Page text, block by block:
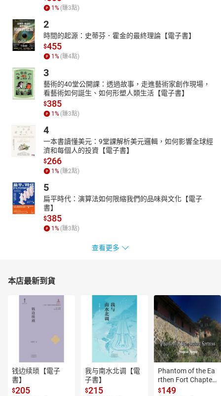
1% (賺3點)
2
時間的起源：史蒂芬．霍金的最終理論【電子書】
$455
1% (賺4點)
3
藝術的40堂公開課：透過故事，走進藝術家創作現場，
看藝術如何誕生、如何形塑人類生活【電子書】
$385
1% (賺3點)
4
一本書讀懂美元：9堂課解析美元邏輯，如何影響全球經
濟和每個人的投資【電子書】
$266
1% (賺2點)
5
扁平時代：演算法如何限縮我們的品味與文化【電子
書】
$385
1% (賺3點)
查看更多
本店最新到貨
钱边续琐【電子
書】
$205
我与南水北调【電
子書】
$215
Phantom of the Ea
rthen Fort Chapter
4【有聲書】
$149